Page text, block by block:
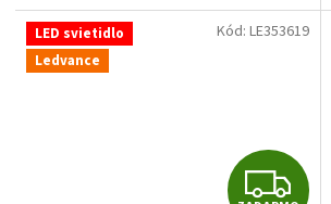
LED svietidlo
Ledvance
Z
Kód: LE353619